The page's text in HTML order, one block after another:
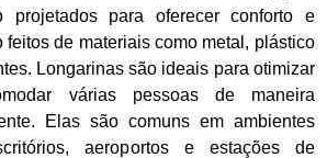
projetados para oferecer conforto e
de materiais como metal, plástico
Longarinas são ideais para otimizar
várias pessoas de maneira
Elas são comuns em ambientes
aeroportos e estações de